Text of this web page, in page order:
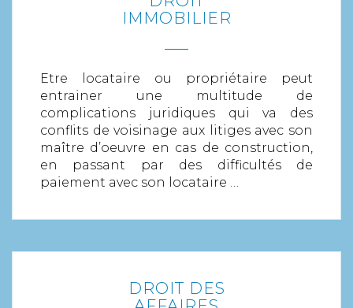
IMMOBILIER
Etre locataire ou propriétaire peut
entrainer une multitude de
complications juridiques qui va des
conflits de voisinage aux litiges avec son
maître d’oeuvre en cas de construction,
en passant par des difficultés de
paiement avec son locataire …
EN SAVOIR PLUS
DROIT DES